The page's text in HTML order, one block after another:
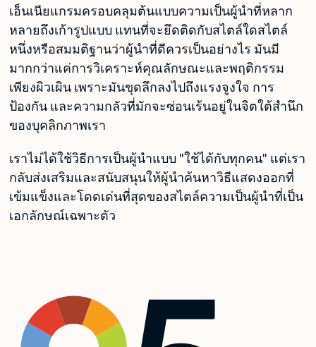
เอ็นเนียแกรมครอบคลุมต้นแบบความเป็นผู้นำที่หลาก
หลายถึงเก้ารูปแบบ แทนที่จะยึดติดกับสไตล์ใดสไตล์
หนึ่งหรือสมมติฐานว่าผู้นำที่ดีควรเป็นอย่างไร มันมี
มากกว่าแค่การวิเคราะห์คุณลักษณะและพฤติกรรม
เพียงผิวเผิน เพราะมันขุดลึกลงไปถึงแรงจูงใจ การ
ป้องกัน และความกลัวที่มักจะซ่อนเร้นอยู่ในจิตใต้สำนึก
ของบุคลิกภาพเรา
เราไม่ได้ใช้วิธีการเป็นผู้นำแบบ "ใช้ได้กับทุกคน" แต่เรา
กลับส่งเสริมและสนับสนุนให้ผู้นำค้นหาวิธีแสดงออกที่
เข้มแข็งและโดดเด่นที่สุดของสไตล์ความเป็นผู้นำที่เป็น
เอกลักษณ์เฉพาะตัว